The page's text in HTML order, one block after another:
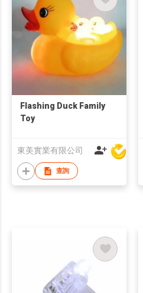
Flashing Duck Family
Toy
東美實業有限公司
查詢